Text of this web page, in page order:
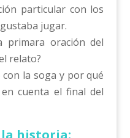
particular con los
jugar.
primara oración del
relato?
la soga y por qué
cuenta el final del